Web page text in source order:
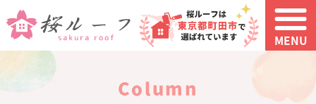
MENU
column